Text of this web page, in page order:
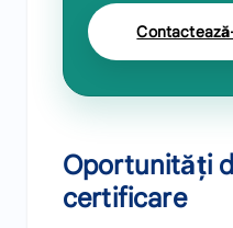
Oportunități
certificare